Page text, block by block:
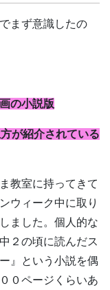
まず意識したの
の小説版
が紹介されている
教室に持ってきて
ウィーク中に取り
ました。個人的な
２の頃に読んだス
』という小説を偶
０ページくらいあ